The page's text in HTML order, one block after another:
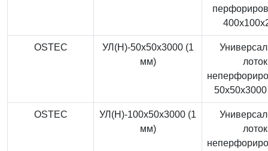
OSTEC
УЛ(Н)-50x50x3000 (1
мм)
лоток
OSTEC
УЛ(Н)-100x50x3000 (1
мм)
лоток